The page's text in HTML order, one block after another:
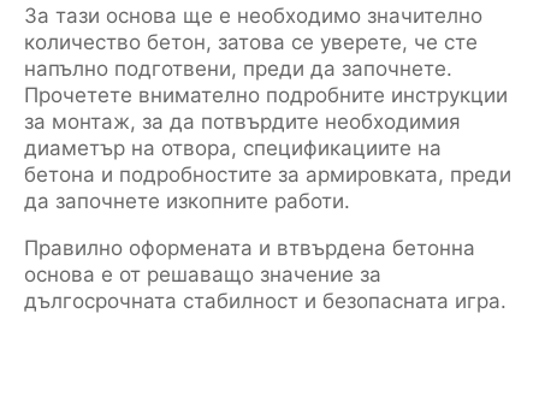
За тази основа ще е необходимо значително
количество бетон, затова се уверете, че сте
напълно подготвени, преди да започнете.
Прочетете внимателно подробните инструкции
за монтаж, за да потвърдите необходимия
диаметър на отвора, спецификациите на
бетона и подробностите за армировката, преди
да започнете изкопните работи.
Правилно оформената и втвърдена бетонна
основа е от решаващо значение за
дългосрочната стабилност и безопасната игра.